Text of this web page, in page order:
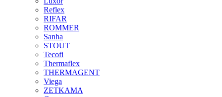
Reflex
RIFAR
ROMMER
Sanha
STOUT
Tecofi
Thermaflex
THERMAGENT
Viega
ZETKAMA